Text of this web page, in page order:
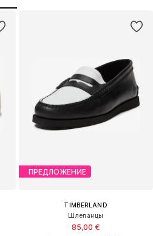
ПРЕДЛОЖЕНИЕ
TIMBERLAND
Шлепанцы
85,00 €